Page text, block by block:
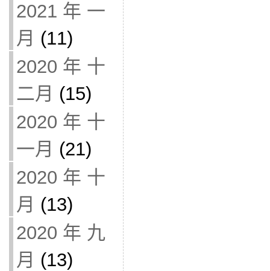
2021 年 一
月 (11)
2020 年 十
二月 (15)
2020 年 十
一月 (21)
2020 年 十
月 (13)
2020 年 九
月 (13)